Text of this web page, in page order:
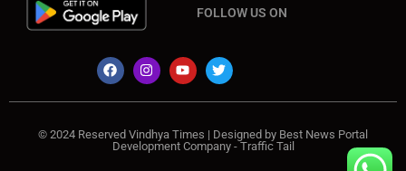
FOLLOW US ON
© 2024 Reserved Vindhya Times | Designed by Best News Portal
Development Company- Traffic Tail